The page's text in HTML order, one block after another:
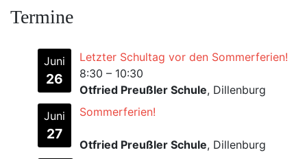
Termine
Juni
26
Letzter Schultag vor den Sommerferien!
8:30 – 10:30
Otfried Preußler Schule, Dillenburg
Juni
27
Sommerferien!
Otfried Preußler Schule, Dillenburg